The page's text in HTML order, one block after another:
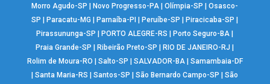
Morro Agudo-SP
Novo Progresso-PA |Olímpia-SP |Osasco-
SP
Paracatu-MG Parnaíba-PI Peruíbe-SP Piracicaba-SP
Pirassununga-SP
PORTO ALEGRE-RS Porto Seguro-BA
Praia Grande-SP
Ribeirão Preto-SP RIO DE JANEIRO-RJ
Rolim de Moura-RO
Salto-SP SALVADOR-BA| Samambaia-DF
|Santa Maria-RS |Santos-SP |São Bernardo Campo-SP |São